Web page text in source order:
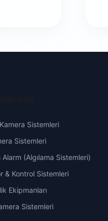
Sistemleri
Sistemleri
Alarm (Algılama Sistemleri)
& Kontrol Sistemleri
Ekipmanları
Sistemleri